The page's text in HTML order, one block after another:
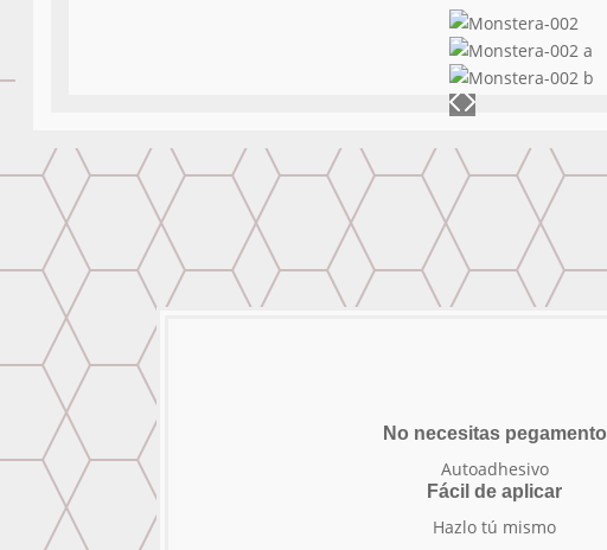
No necesitas pegamento
Autoadhesivo
Fácil de aplicar
Hazlo tú mismo